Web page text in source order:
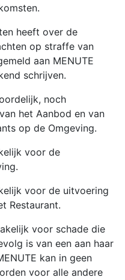
heeft over de
op straffe van
aan MENUTE
schrijven.
noch
het Aanbod en van
op de Omgeving.
voor de
voor de uitvoering
Restaurant.
voor schade die
is van een aan haar
kan in geen
voor alle andere